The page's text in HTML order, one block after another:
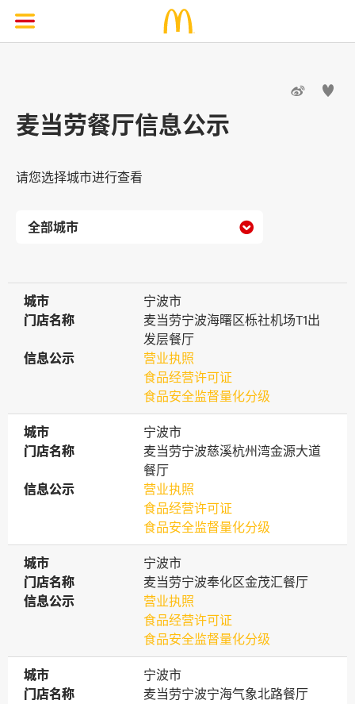
 
麦当劳餐厅信息公示
请您选择城市进行查看

城市
城市
宁波市
门店名称
门店名称
麦当劳宁波海曙区栎社机场T1出
发层餐厅
信息公示
信息公示
营业执照
食品经营许可证
食品安全监督量化分级
城市
城市
宁波市
门店名称
门店名称
麦当劳宁波慈溪杭州湾金源大道
餐厅
信息公示
信息公示
营业执照
食品经营许可证
食品安全监督量化分级
城市
城市
宁波市
门店名称
门店名称
麦当劳宁波奉化区金茂汇餐厅
信息公示
信息公示
营业执照
食品经营许可证
食品安全监督量化分级
城市
城市
宁波市
门店名称
门店名称
麦当劳宁波宁海气象北路餐厅